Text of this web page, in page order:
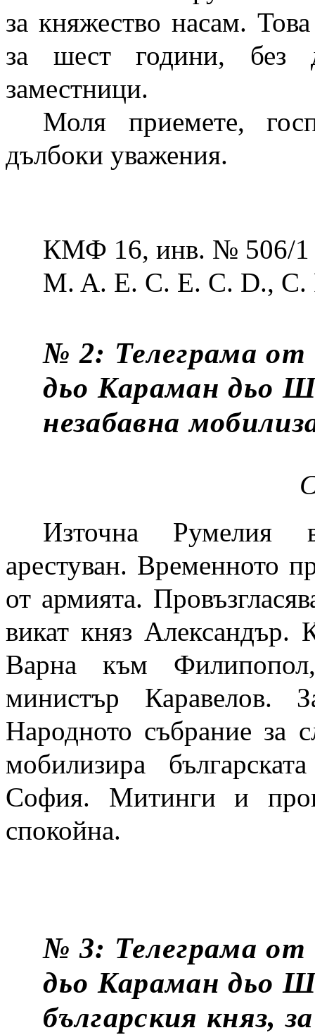
за княжество насам.
за шест години, без
заместници.
Моля приемете,
дълбоки уважения.
КМФ 16, инв. № 506/1
M. A. E. C. E. C. D.,
№ 2: Телеграма
дьо Караман дьо
незабавна
Източна Румелия
арестуван. Временното
от армията.
викат княз Александър.
Варна към
министър Каравелов.
Народното събрание за
мобилизира
София. Митинги и
спокойна.
№ 3: Телеграма
дьо Караман дьо
българския княз,